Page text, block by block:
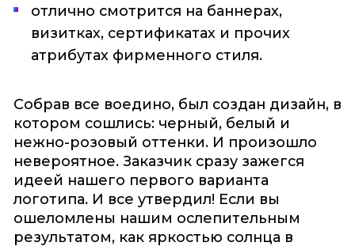
отлично смотрится на баннерах,
визитках, сертификатах и прочих
атрибутах фирменного стиля.
Собрав все воедино, был создан дизайн, в
котором сошлись: черный, белый и
нежно-розовый оттенки. И произошло
невероятное. Заказчик сразу зажегся
идеей нашего первого варианта
логотипа. И все утвердил! Если вы
ошеломлены нашим ослепительным
результатом, как яркостью солнца в